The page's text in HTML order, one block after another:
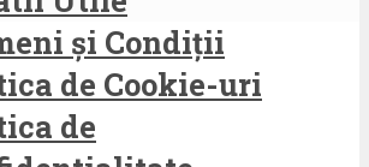
și Condiții
de Cookie-uri
de